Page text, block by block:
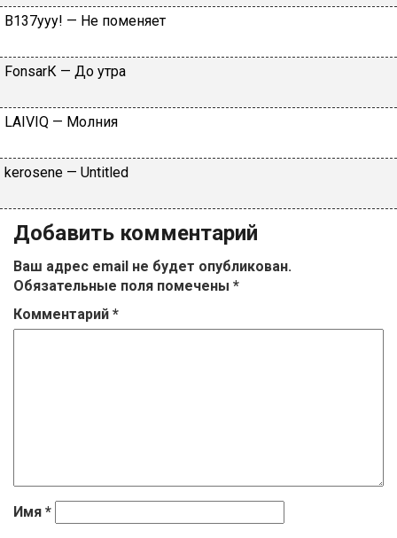
B137yyy! — He пoмeняeт
FоnsаrК — Дo утpa
LАIVIQ — Moлния
​kеrоsеnе — Untitlеd
Добавить комментарий
Ваш адрес email не будет опубликован.
Обязательные поля помечены *
Комментарий *
Имя *